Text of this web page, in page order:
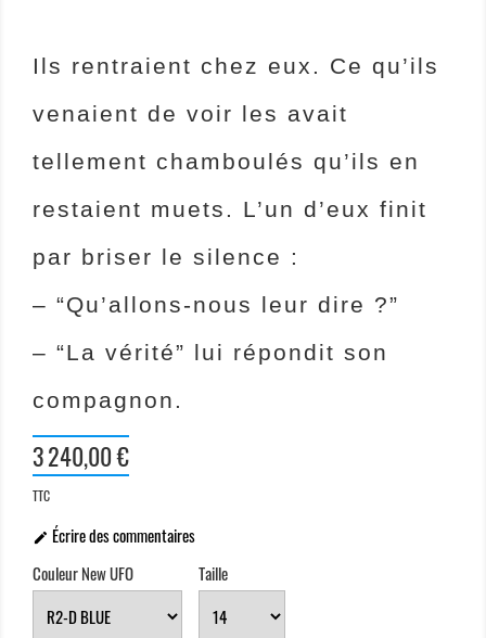
Ils rentraient chez eux. Ce qu’ils
venaient de voir les avait
tellement chamboulés qu’ils en
restaient muets. L’un d’eux finit
par briser le silence :
– “Qu’allons-nous leur dire ?”
– “La vérité” lui répondit son
compagnon.
3 240,00 €
TTC
 Écrire des commentaires
Couleur New UFO
Taille